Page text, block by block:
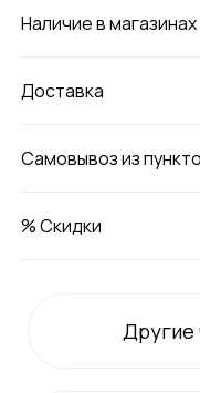
Наличие в магазинах
Доставка
Самовывоз из
% Скидки
Другие